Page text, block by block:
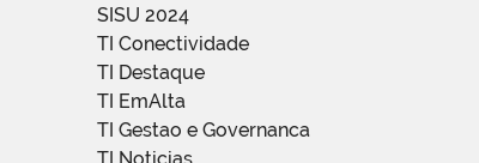
SISU 2024
TI Conectividade
TI Destaque
TI EmAlta
TI Gestao e Governanca